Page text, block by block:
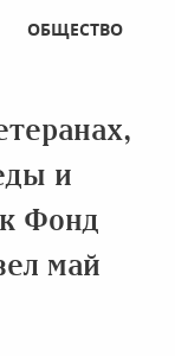
ОБЩЕСТВО
и
Фонд
май